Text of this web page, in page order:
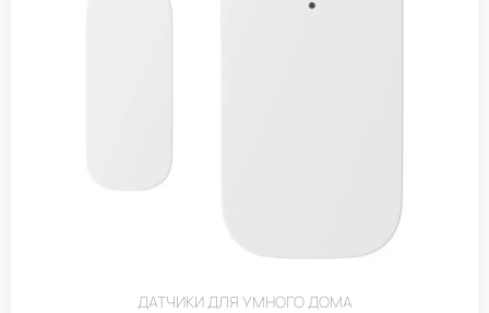
ДАТЧИКИ ДЛЯ УМНОГО ДОМА